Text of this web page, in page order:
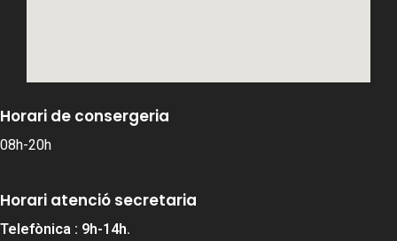
Horari de consergeria
08h-20h
Horari atenció secretaria
Telefònica : 9h-14h.